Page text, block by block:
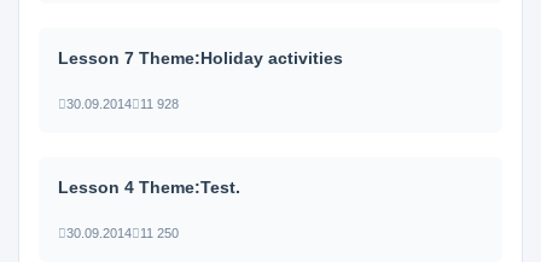
Lesson 7 Theme:Holiday activities
30.09.2014 11 928
Lesson 4 Theme:Test.
30.09.2014 11 250